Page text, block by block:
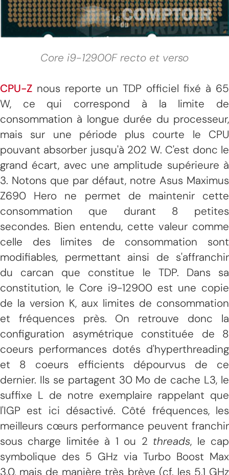
Core i9-12900F recto et verso
CPU-Z nous reporte un TDP officiel fixé à 65
W, ce qui correspond à la limite de
consommation à longue durée du processeur,
mais sur une période plus courte le CPU
pouvant absorber jusqu'à 202 W. C'est donc le
grand écart, avec une amplitude supérieure à
3. Notons que par défaut, notre Asus Maximus
Z690 Hero ne permet de maintenir cette
consommation que durant 8 petites
secondes. Bien entendu, cette valeur comme
celle des limites de consommation sont
modifiables, permettant ainsi de s'affranchir
du carcan que constitue le TDP. Dans sa
constitution, le Core i9-12900 est une copie
de la version K, aux limites de consommation
et fréquences près. On retrouve donc la
configuration asymétrique constituée de 8
coeurs performances dotés d'hyperthreading
et 8 coeurs efficients dépourvus de ce
dernier. Ils se partagent 30 Mo de cache L3, le
suffixe L de notre exemplaire rappelant que
l'IGP est ici désactivé. Côté fréquences, les
meilleurs cœurs performance peuvent franchir
sous charge limitée à 1 ou 2 threads, le cap
symbolique des 5 GHz via Turbo Boost Max
3.0, mais de manière très brève (cf. les 5,1 GHz